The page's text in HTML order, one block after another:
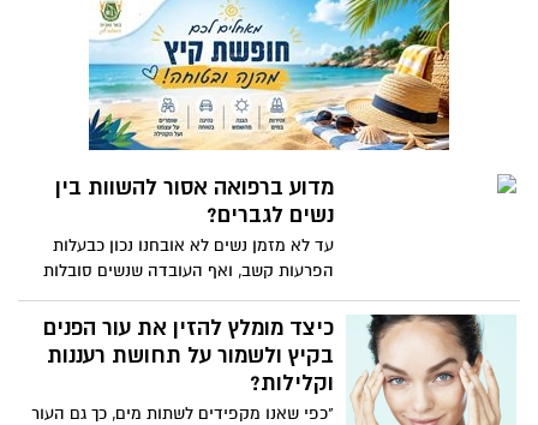
מדוע ברפואה אסור להשוות בין
נשים לגברים?
עד לא מזמן נשים לא אובחנו נכון כבעלות
הפרעות קשב, ואף העובדה שנשים סובלות
יותר מדיכאון מאשר גברים היא שקרית. אז
מהי אותה סיבה שכעת מבינים מומחים
בתחום הרפואה, וכיצד היא משפיעה לרעה
על הטיפול הרפואי שמקבלים הן גברים והן
נשים? ההסבר בסרטון הבא...
כיצד מומלץ להזין את עור הפנים
בקיץ ולשמור על תחושת רעננות
וקלילות?
"כפי שאנו מקפידים לשתות מים, כך גם העור